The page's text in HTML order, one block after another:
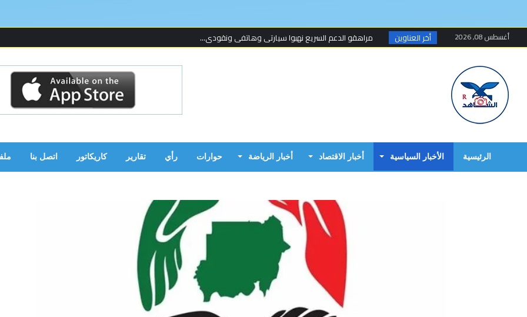
أغسطس 08, 2026 أخر العناوين
مراهقو الدعم السريع نهبوا سيارتي وهاتفي ونقودي...
الرئيسية الأخبار السياسية أخبار الاقتصاد أخبار الرياضة حوارات رأي تقارير كاريكاتور اتصل بنا